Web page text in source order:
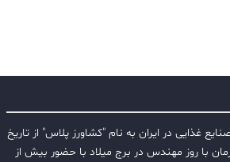
غذایی در ایران به نام "کشاورز پلاس" از تاریخ
اسفند ماه ۱۳۹۷ همزمان با روز مهندس در برج میلاد با حضور بیش از